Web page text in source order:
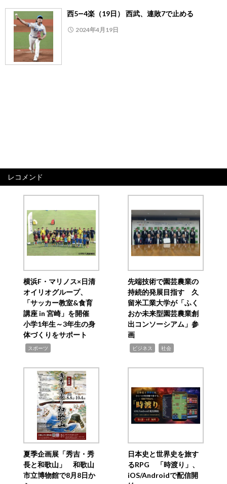
西5―4楽（19日） 西武、連敗7で止める
2024年4月19日
レコメンド
横浜F・マリノス×日清
オイリオグループ、
「サッカー教室&食育
講座 in 宮崎」を開催
小学1年生～3年生の身
体づくりをサポート
スポーツ
先端技術で園芸農業の
持続的発展目指す 久
留米工業大学が「ふく
おか未来型園芸農業創
出コンソーシアム」参
画
ビジネス 社会
夏季企画展「秀吉・秀
長と和歌山」 和歌山
市立博物館で8月8日か
日本史と世界史を旅す
るRPG 「時渡り」、
iOS/Androidで配信開